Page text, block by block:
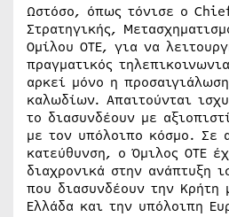
Ωστόσο, όπως τόνισε ο
Στρατηγικής,
Ομίλου ΟΤΕ, για να
πραγματικός
αρκεί μόνο η
καλωδίων. Απαιτούνται
το διασυνδέουν με
με τον υπόλοιπο κόσμο. Σε
κατεύθυνση, ο Όμιλος ΟΤΕ
διαχρονικά στην ανάπτυξη
που διασυνδέουν την Κρήτη
Ελλάδα και την υπόλοιπη